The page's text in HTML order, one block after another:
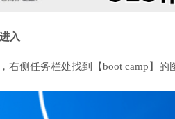
入
右侧任务栏处找到【boot camp】的